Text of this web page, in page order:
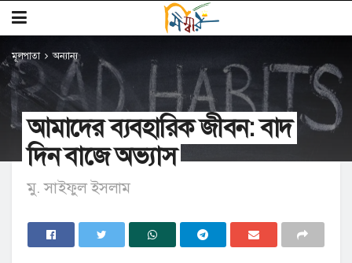
মূলপাতা অন্যান্য
আমাদের ব্যবহারিক জীবন: বাদ
দিন বাজে অভ্যাস
মু. সাইফুল ইসলাম